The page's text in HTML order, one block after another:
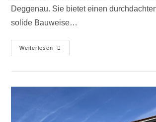
Deggenau. Sie bietet einen
solide Bauweise…
Weiterlesen